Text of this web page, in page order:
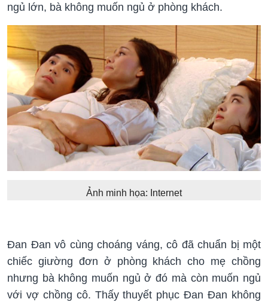
ngủ lớn, bà không muốn ngủ ở phòng khách.
Ảnh minh họa: Internet
Đan Đan vô cùng choáng váng, cô đã chuẩn bị một
chiếc giường đơn ở phòng khách cho mẹ chồng
nhưng bà không muốn ngủ ở đó mà còn muốn ngủ
với vợ chồng cô. Thấy thuyết phục Đan Đan không